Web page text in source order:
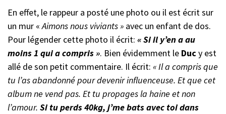
En effet, le rappeur a posté une photo ou il est écrit sur
un mur «Aimons nous viviants » avec un enfant de dos.
Pour légender cette photo il écrit: « Si il y’en a au
moins 1 qui a compris ». Bien évidemment le Ducy est
allé de son petit commentaire. Il écrit: « Il a compris que
tu l’as abandonné pour devenir influenceuse. Et que cet
album ne vend pas. Et tu propages la haine et non
l’amour. Si tu perds 40kg, j’me bats avec toi dans